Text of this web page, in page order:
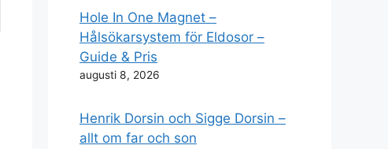
Hole In One Magnet –
Hålsökarsystem för Eldosor –
Guide & Pris
augusti 8, 2026
Henrik Dorsin och Sigge Dorsin –
allt om far och son